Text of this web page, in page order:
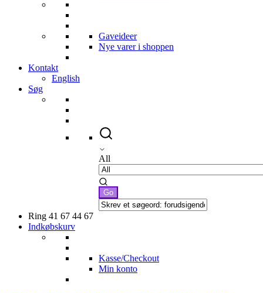
Gaveideer
Nye varer i shoppen
Kontakt
English
Søg
All
Ring 41 67 44 67
Indkøbskurv
Kasse/Checkout
Min konto